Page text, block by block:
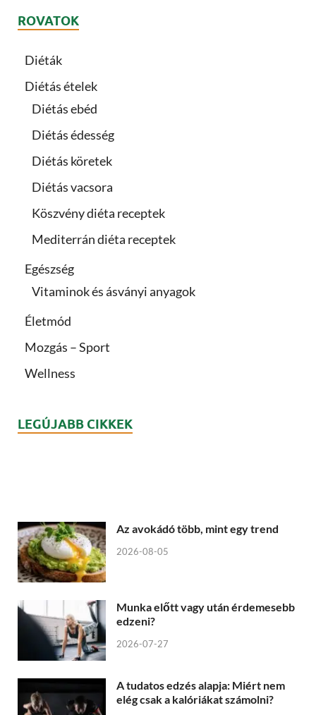
ROVATOK
Diéták
Diétás ételek
Diétás ebéd
Diétás édesség
Diétás köretek
Diétás vacsora
Köszvény diéta receptek
Mediterrán diéta receptek
Egészség
Vitaminok és ásványi anyagok
Életmód
Mozgás – Sport
Wellness
LEGÚJABB CIKKEK
Az avokádó több, mint egy trend
2026-08-05
Munka előtt vagy után érdemesebb
edzeni?
2026-07-27
A tudatos edzés alapja: Miért nem
elég csak a kalóriákat számolni?